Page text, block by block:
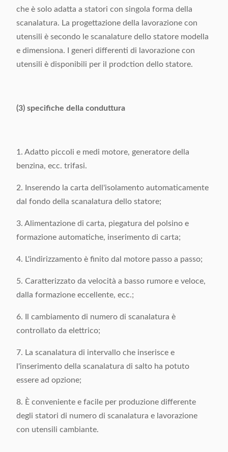
che è solo adatta a statori con singola forma della
scanalatura. La progettazione della lavorazione con
utensili è secondo le scanalature dello statore modella
e dimensiona. I generi differenti di lavorazione con
utensili è disponibili per il prodction dello statore.
(3) specifiche della conduttura
1. Adatto piccoli e medi motore, generatore della
benzina, ecc. trifasi.
2. Inserendo la carta dell'isolamento automaticamente
dal fondo della scanalatura dello statore;
3. Alimentazione di carta, piegatura del polsino e
formazione automatiche, inserimento di carta;
4. L'indirizzamento è finito dal motore passo a passo;
5. Caratterizzato da velocità a basso rumore e veloce,
dalla formazione eccellente, ecc.;
6. Il cambiamento di numero di scanalatura è
controllato da elettrico;
7. La scanalatura di intervallo che inserisce e
l'inserimento della scanalatura di salto ha potuto
essere ad opzione;
8. È conveniente e facile per produzione differente
degli statori di numero di scanalatura e lavorazione
con utensili cambiante.